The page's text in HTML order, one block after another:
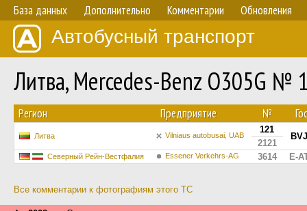
База данных Дополнительно Комментарии Обновления
Автобусный транспорт
Литва, Mercedes-Benz O305G №
Регион Предприятие №
Литва Vilniaus autobusai, UAB
121
2121
Северный Рейн-Вестфалия Essener Verkehrs-AG 3614 E-
Все комментарии к фотографиям этого ТС